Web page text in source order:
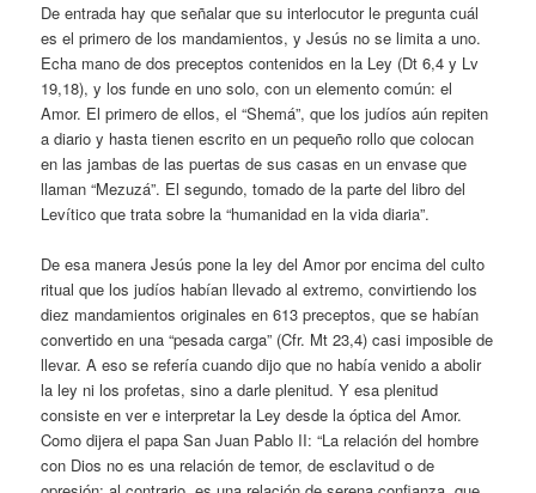
De entrada hay que señalar que su interlocutor le pregunta cuál
es el primero de los mandamientos, y Jesús no se limita a uno.
Echa mano de dos preceptos contenidos en la Ley (Dt 6,4 y Lv
19,18), y los funde en uno solo, con un elemento común: el
Amor. El primero de ellos, el “Shemá”, que los judíos aún repiten
a diario y hasta tienen escrito en un pequeño rollo que colocan
en las jambas de las puertas de sus casas en un envase que
llaman “Mezuzá”. El segundo, tomado de la parte del libro del
Levítico que trata sobre la “humanidad en la vida diaria”.
De esa manera Jesús pone la ley del Amor por encima del culto
ritual que los judíos habían llevado al extremo, convirtiendo los
diez mandamientos originales en 613 preceptos, que se habían
convertido en una “pesada carga” (Cfr. Mt 23,4) casi imposible de
llevar. A eso se refería cuando dijo que no había venido a abolir
la ley ni los profetas, sino a darle plenitud. Y esa plenitud
consiste en ver e interpretar la Ley desde la óptica del Amor.
Como dijera el papa San Juan Pablo II: “La relación del hombre
con Dios no es una relación de temor, de esclavitud o de